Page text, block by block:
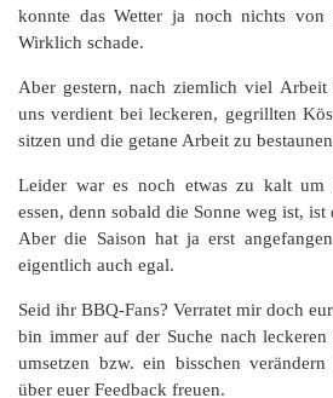
konnte das Wetter ja noch nichts von
Wirklich schade.
Aber gestern, nach ziemlich viel
uns verdient bei leckeren, gegrillten
sitzen und die getane Arbeit zu
Leider war es noch etwas zu kalt
essen, denn sobald die Sonne weg ist,
Aber die Saison hat ja erst
eigentlich auch egal.
Seid ihr BBQ-Fans? Verratet mir doch
bin immer auf der Suche nach
umsetzen bzw. ein bisschen
über euer Feedback freuen.